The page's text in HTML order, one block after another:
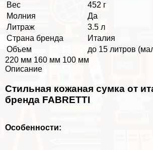
Вес
452 г
Молния
Да
Литраж
3.5 л
Страна бренда
Италия
Объем
до 15 литров
220 мм 160 мм 100 мм
Описание
Стильная кожаная сумка от
бренда FABRETTI
Особенности: